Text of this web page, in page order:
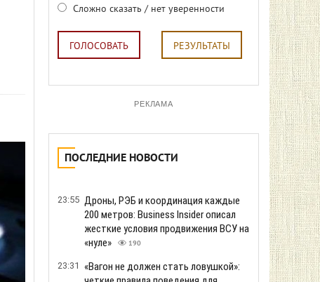
Сложно сказать / нет уверенности
ГОЛОСОВАТЬ РЕЗУЛЬТАТЫ
РЕКЛАМА
ПОСЛЕДНИЕ НОВОСТИ
23:55 Дроны, РЭБ и координация каждые
200 метров: Business Insider описал
жесткие условия продвижения ВСУ на
«нуле»
190
23:31
«Вагон не должен стать ловушкой»: